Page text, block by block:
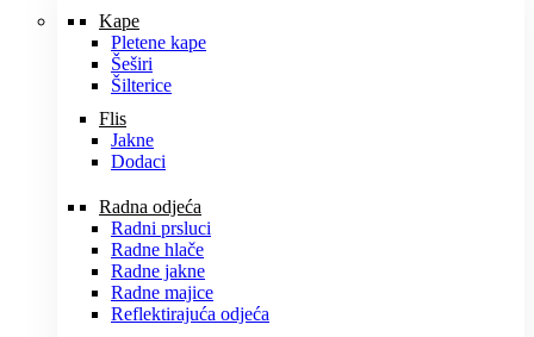
Kape
Pletene kape
Šeširi
Šilterice
Flis
Jakne
Dodaci
Radna odjeća
Radni prsluci
Radne hlače
Radne jakne
Radne majice
Reflektirajuća odjeća